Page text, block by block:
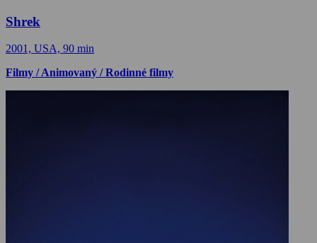
Shrek
2001, USA, 90 min
Filmy / Animovaný / Rodinné filmy